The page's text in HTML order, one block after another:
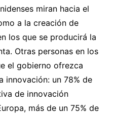
miran hacia el
a la creación de
los que se producirá la
Otras personas en los
el gobierno ofrezca
innovación: un 78% de
de innovación
más de un 75% de